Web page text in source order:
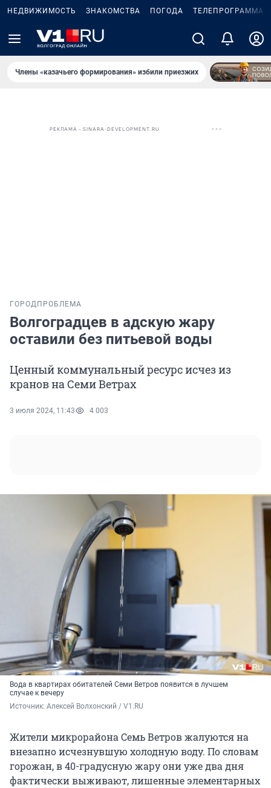
НЕДВИЖИМОСТЬ ЗНАКОМСТВА ПОГОДА ТЕЛЕПРОГРАММА
Члены «казачьего формирования» избили приезжих
РЕКЛАМА • SINARA-DEVELOPMENT.RU
ГОРОД ПРОБЛЕМА
Волгоградцев в адскую жару
оставили без питьевой воды
Ценный коммунальный ресурс исчез из
кранов на Семи Ветрах
3 июля 2024, 11:43 4 003
Вода в квартирах обитателей Семи Ветров появится в лучшем
случае к вечеру
Источник: Алексей Волхонский / V1.RU
Жители микрорайона Семь Ветров жалуются на
внезапно исчезнувшую холодную воду. По словам
горожан, в 40-градусную жару они уже два дня
фактически выживают, лишенные элементарных